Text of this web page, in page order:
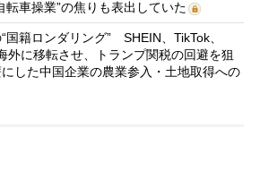
車操業”の焦りも表出していた
国籍ロンダリング” SHEIN、TikTok、
に移転させ、トランプ関税の回避を狙
した中国企業の農業参入・土地取得への